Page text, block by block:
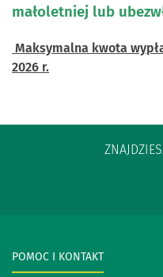
małoletniej lub
Maksymalna kwota
2026 r.
POMOC I KONTAKT